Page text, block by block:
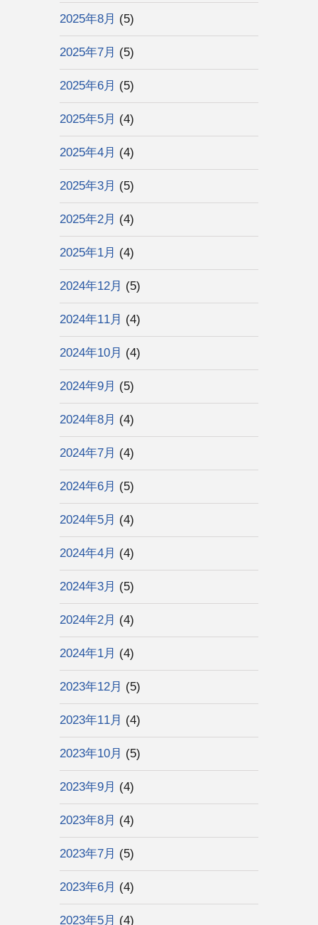
2025年8月 (5)
2025年7月 (5)
2025年6月 (5)
2025年5月 (4)
2025年4月 (4)
2025年3月 (5)
2025年2月 (4)
2025年1月 (4)
2024年12月 (5)
2024年11月 (4)
2024年10月 (4)
2024年9月 (5)
2024年8月 (4)
2024年7月 (4)
2024年6月 (5)
2024年5月 (4)
2024年4月 (4)
2024年3月 (5)
2024年2月 (4)
2024年1月 (4)
2023年12月 (5)
2023年11月 (4)
2023年10月 (5)
2023年9月 (4)
2023年8月 (4)
2023年7月 (5)
2023年6月 (4)
2023年5月 (4)